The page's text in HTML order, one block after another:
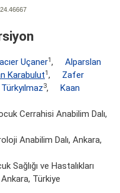
Uçaner1,
Alparslan
Karabulut1,
Zafer
3,
Kaan
Cerrahisi Anabilim Dalı,
Anabilim Dalı, Ankara,
Sağlığı ve Hastalıkları
Türkiye